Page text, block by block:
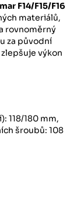
F14/F15/F16
materiálů,
rovnoměrný
za původní
výkon
118/180 mm,
šroubů: 108